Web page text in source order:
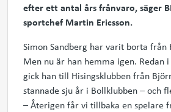
efter ett antal års frånvaro, säger
sportchef Martin Ericsson.
Simon Sandberg har varit borta från
Men nu är han hemma igen. Redan
gick han till Hisingsklubben från
stannade sju år i Bollklubben – och
– Återigen får vi tillbaka en spelare